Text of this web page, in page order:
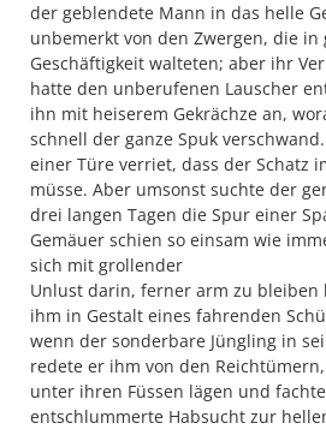
der geblendete Mann in das helle
unbemerkt von den Zwergen, die in
Geschäftigkeit walteten; aber ihr
hatte den unberufenen Lauscher
ihn mit heiserem Gekrächze an,
schnell der ganze Spuk
einer Türe verriet, dass der Schatz
müsse. Aber umsonst suchte der
drei langen Tagen die Spur einer
Gemäuer schien so einsam wie
sich mit grollender
Unlust darin, ferner arm zu bleiben
ihm in Gestalt eines fahrenden
wenn der sonderbare Jüngling in
redete er ihm von den
unter ihren Füssen lägen und
entschlummerte Habsucht zur